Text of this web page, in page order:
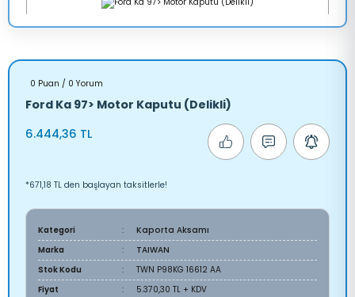
0 Puan / 0 Yorum
Ford Ka 97> Motor Kaputu (Delikli)
6.444,36 TL
*671,18 TL den başlayan taksitlerle!
Kategori
Kaporta Aksamı
Marka
TAIWAN
Stok Kodu
TWN P98KG 16612 AA
Fiyat
5.370,30 TL + KDV